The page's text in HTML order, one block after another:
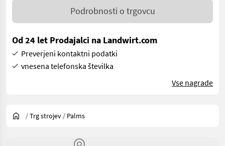
Podrobnosti o trgovcu
Od 24 let Prodajalci na Landwirt.com
Preverjeni kontaktni podatki
vnesena telefonska številka
Vse nagrade
/Trg strojev / Palms